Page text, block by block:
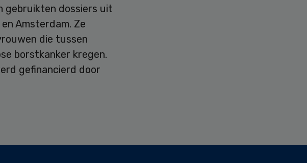
gebruikten dossiers uit
Amsterdam. Ze
die tussen
borstkanker kregen.
gefinancierd door